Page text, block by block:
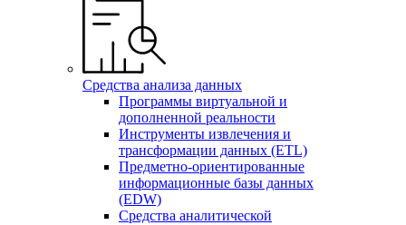
Средства анализа данных
Программы виртуальной и
дополненной реальности
Инструменты извлечения и
трансформации данных (ETL)
Предметно-ориентированные
информационные базы данных
(EDW)
Средства аналитической